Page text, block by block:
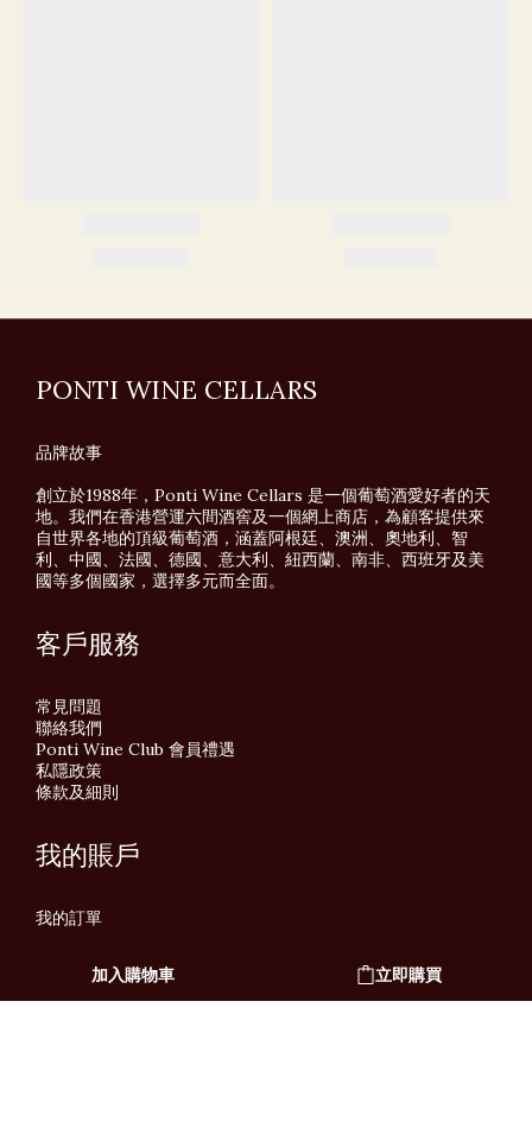
加入購物車 立即購買
PONTI WINE CELLARS
品牌故事
創立於1988年，Ponti Wine Cellars 是一個葡萄酒愛好者的天
地。我們在香港營運六間酒窖及一個網上商店，為顧客提供來
自世界各地的頂級葡萄酒，涵蓋阿根廷、澳洲、奧地利、智
利、中國、法國、德國、意大利、紐西蘭、南非、西班牙及美
國等多個國家，選擇多元而全面。
客戶服務
常見問題
聯絡我們
Ponti Wine Club 會員禮遇
私隱政策
條款及細則
我的賬戶
我的訂單